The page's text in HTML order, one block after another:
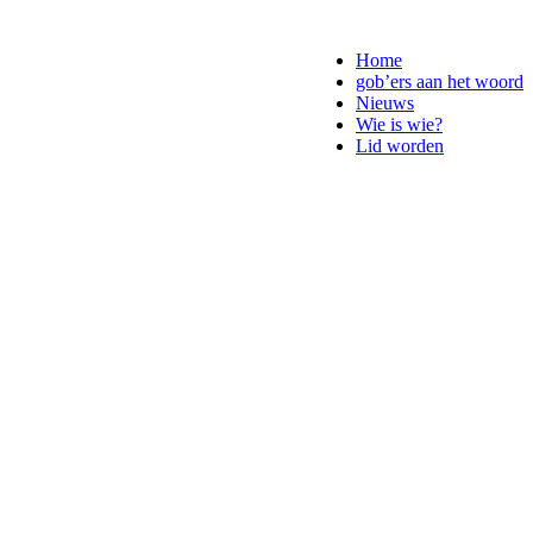
Home
gob’ers aan het woord
Nieuws
Wie is wie?
Lid worden